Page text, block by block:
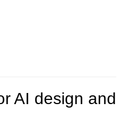
AI design and